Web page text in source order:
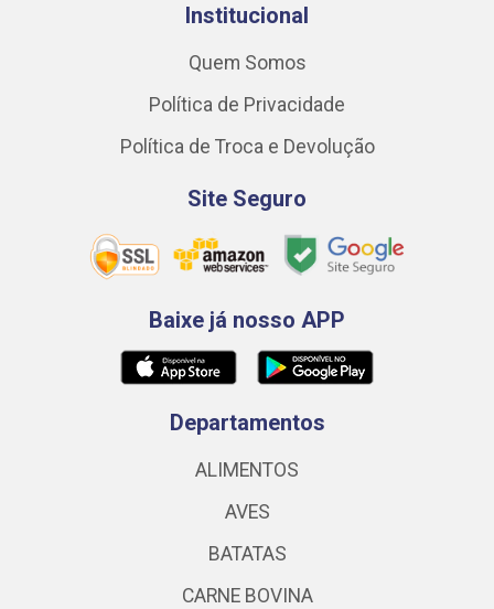
Institucional
Quem Somos
Política de Privacidade
Política de Troca e Devolução
Site Seguro
Baixe já nosso APP
Departamentos
ALIMENTOS
AVES
BATATAS
CARNE BOVINA